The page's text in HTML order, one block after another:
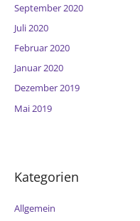
September 2020
Juli 2020
Februar 2020
Januar 2020
Dezember 2019
Mai 2019
Kategorien
Allgemein